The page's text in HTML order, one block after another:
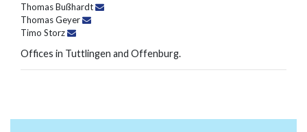
Thomas Bußhardt
Thomas Geyer
Timo Storz
Offices in Tuttlingen and Offenburg.